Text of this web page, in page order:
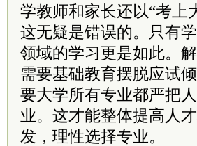
学教师和家长还以“考上
这无疑是错误的。只有
领域的学习更是如此。
需要基础教育摆脱应试
要大学所有专业都严把
业。这才能整体提高人
发，理性选择专业。